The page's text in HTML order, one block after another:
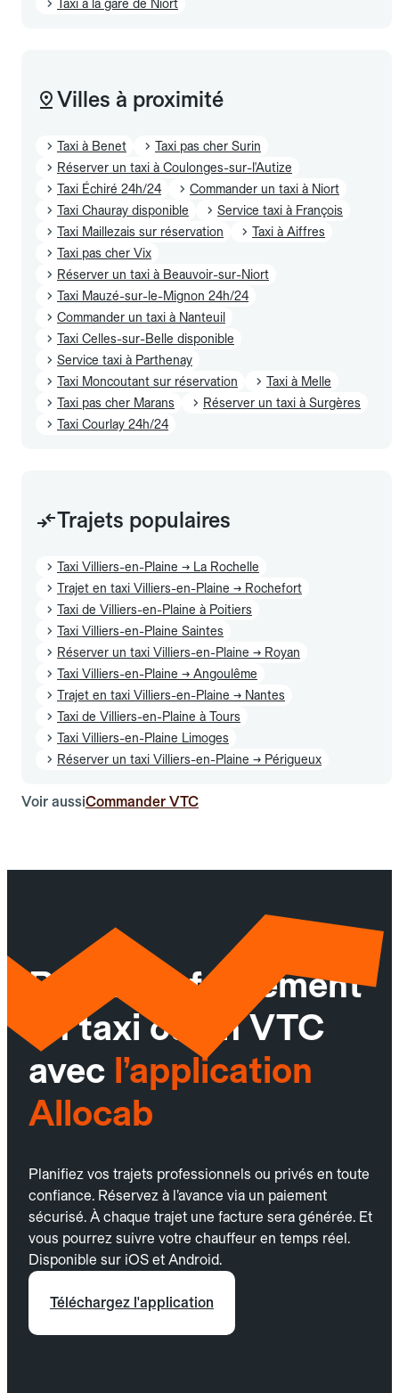
Taxi à la gare de Niort
Villes à proximité
Taxi à Benet
Taxi pas cher Surin
Réserver un taxi à Coulonges-sur-l'Autize
Taxi Échiré 24h/24
Commander un taxi à Niort
Taxi Chauray disponible
Service taxi à François
Taxi Maillezais sur réservation
Taxi à Aiffres
Taxi pas cher Vix
Réserver un taxi à Beauvoir-sur-Niort
Taxi Mauzé-sur-le-Mignon 24h/24
Commander un taxi à Nanteuil
Taxi Celles-sur-Belle disponible
Service taxi à Parthenay
Taxi Moncoutant sur réservation
Taxi à Melle
Taxi pas cher Marans
Réserver un taxi à Surgères
Taxi Courlay 24h/24
Trajets populaires
Taxi Villiers-en-Plaine → La Rochelle
Trajet en taxi Villiers-en-Plaine → Rochefort
Taxi de Villiers-en-Plaine à Poitiers
Taxi Villiers-en-Plaine Saintes
Réserver un taxi Villiers-en-Plaine → Royan
Taxi Villiers-en-Plaine → Angoulême
Trajet en taxi Villiers-en-Plaine → Nantes
Taxi de Villiers-en-Plaine à Tours
Taxi Villiers-en-Plaine Limoges
Réserver un taxi Villiers-en-Plaine → Périgueux
Voir aussiCommander VTC
Réservez facilement
un taxi ou un VTC
avec l’application
Allocab
Planifiez vos trajets professionnels ou privés en toute
confiance. Réservez à l’avance via un paiement
sécurisé. À chaque trajet une facture sera générée. Et
vous pourrez suivre votre chauffeur en temps réel.
Disponible sur iOS et Android.
Téléchargez l'application